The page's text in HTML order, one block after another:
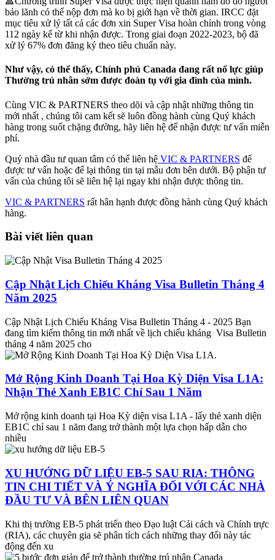
bảo lãnh có thể nộp đơn mà ko bị giới hạn về thời gian. IRCC đặt
mục tiêu xử lý tất cả các đơn xin Super Visa hoàn chỉnh trong vòng
112 ngày kể từ khi nhận được. Trong giai đoạn 2022-2023, bộ đã
xử lý 67% đơn đăng ký theo tiêu chuẩn này.
Như vậy, có thể thấy, Chính phủ Canada đang rất nổ lực giúp
Thường trú nhân sớm được đoàn tụ với gia đình của mình.
Cùng VIC & PARTNERS theo dõi và cập nhật những thông tin
mới nhất , chúng tôi cam kết sẽ luôn đồng hành cùng Quý khách
hàng trong suốt chặng đường, hãy liên hệ để nhận được tư vấn miễn
phí.
Quý nhà đầu tư quan tâm có thể liên hệ VIC & PARTNERS để
được tư vấn hoặc để lại thông tin tại mẫu đơn bên dưới. Bộ phận tư
vấn của chúng tôi sẽ liên hệ lại ngay khi nhận được thông tin.
VIC & PARTNERS rất hân hạnh được đồng hành cùng Quý khách
hàng.
Bài viết liên quan
Cập Nhật Lịch Chiếu Kháng Visa Bulletin Tháng 4
Năm 2025
Cập Nhật Lịch Chiếu Kháng Visa Bulletin Tháng 4 - 2025 Bạn
đang tìm kiếm thông tin mới nhất về lịch chiếu kháng Visa Bulletin
tháng 4 năm 2025 cho
Mở Rộng Kinh Doanh Tại Hoa Kỳ Diện Visa L1A:
Nhận Thẻ Xanh EB1C Chỉ Sau 1 Năm
Mở rộng kinh doanh tại Hoa Kỳ diện visa L1A - lấy thẻ xanh diện
EB1C chỉ sau 1 năm đang trở thành một lựa chọn hấp dẫn cho
nhiều
XU HƯỚNG DỮ LIỆU EB-5 SAU RIA: THÔNG
TIN CHI TIẾT VÀ Ý NGHĨA ĐỐI VỚI CÁC NHÀ
ĐẦU TƯ VÀ BÊN LIÊN QUAN
Khi thị trường EB-5 phát triển theo Đạo luật Cải cách và Chính trực
(RIA), các chuyên gia sẽ phân tích cách những thay đổi này tác
động đến xu